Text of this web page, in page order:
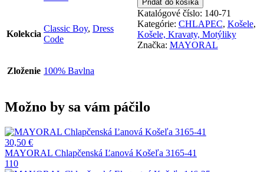
Chlapčenská
Elegantná
Košeľa
140-
71
Pridať do košíka
Katalógové číslo: 140-71
Kategórie: CHLAPEC, Košele,
Košele, Kravaty, Motýliky
Značka: MAYORAL
Kolekcia
Classic Boy, Dress
Code
Zloženie 100% Bavlna
Možno by sa vám páčilo
30,50 €
MAYORAL Chlapčenská Ľanová Košeľa 3165-41
110